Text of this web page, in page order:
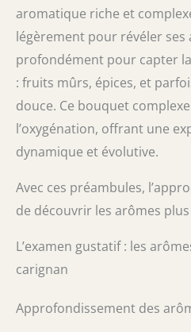
aromatique riche et
légèrement pour révéler
profondément pour capter
: fruits mûrs, épices, et
douce. Ce bouquet
l’oxygénation, offrant une
dynamique et évolutive.
Avec ces préambules,
de découvrir les arômes
L’examen gustatif : les
carignan
Approfondissement des